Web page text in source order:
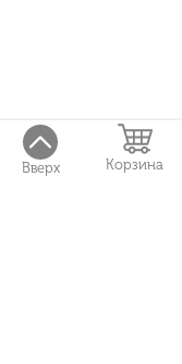
Вверх Корзина